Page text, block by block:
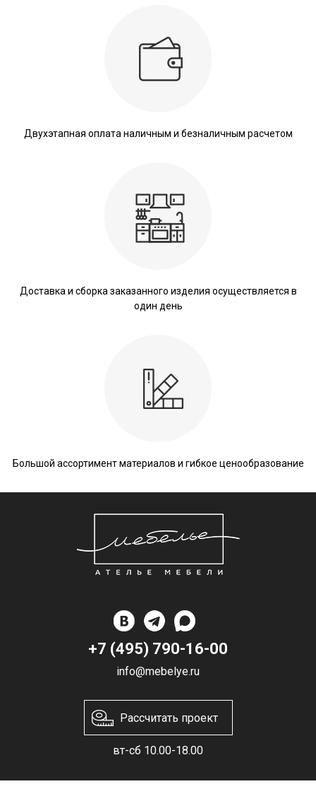
Двухэтапная оплата наличным и безналичным расчетом
Доставка и сборка заказанного изделия осуществляется в
один день
Большой ассортимент материалов и гибкое ценообразование
+7 (495) 790-16-00
info@mebelye.ru
Рассчитать проект
вт-сб 10.00-18.00